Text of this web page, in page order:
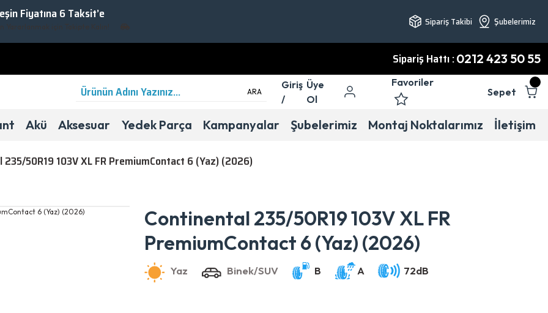
Fiyatına 6 Taksit’e
Sipariş Takibi Şubelerimiz
Sipariş Hattı :0212 423 50 55
ARA
Giriş
/
Üye
Ol
Favoriler
Sepet
Akü Aksesuar Yedek Parça Kampanyalar Şubelerimiz Montaj Noktalarımız İletişim
50R19 103V XL FR PremiumContact 6 (Yaz) (2026)
Continental 235/50R19 103V XL FR
PremiumContact 6 (Yaz) (2026)